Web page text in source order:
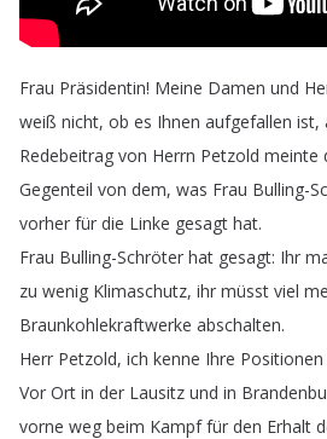
Frau Präsidentin! Meine Damen und
weiß nicht, ob es Ihnen aufgefallen ist,
Redebeitrag von Herrn Petzold meinte
Gegenteil von dem, was Frau Bulling-
vorher für die Linke gesagt hat.
Frau Bulling-Schröter hat gesagt: Ihr
zu wenig Klimaschutz, ihr müsst viel
Braunkohlekraftwerke abschalten.
Herr Petzold, ich kenne Ihre Positionen
Vor Ort in der Lausitz und in
vorne weg beim Kampf für den Erhalt